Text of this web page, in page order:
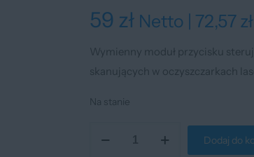
59 zł Netto | 72,57 zł
Wymienny moduł przycisku
skanujących w oczyszczarkach
Na stanie
Dodaj do